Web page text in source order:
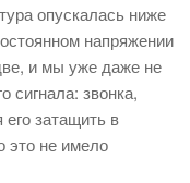
опускалась ниже
напряжении
и мы уже даже не
сигнала: звонка,
затащить в
это не имело